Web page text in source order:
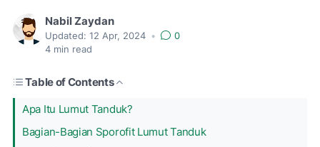
Nabil Zaydan
Updated: 12 Apr, 2024 •
0
4 min read
Table of Contents
Apa Itu Lumut Tanduk?
Bagian-Bagian Sporofit Lumut Tanduk